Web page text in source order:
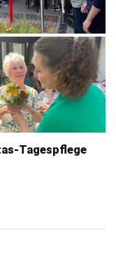
Tagespflege